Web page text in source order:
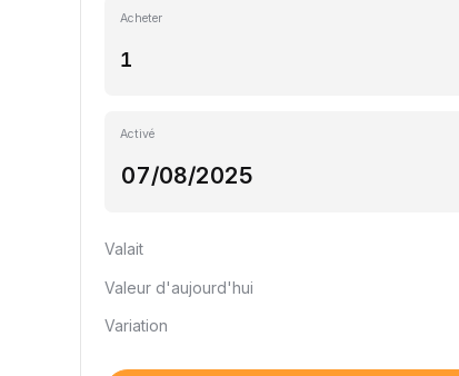
Acheter
Activé
Valait
Valeur d'aujourd'hui
Variation